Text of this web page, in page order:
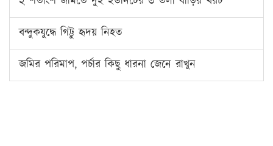
বন্দুকযুদ্ধে গিট্টু হৃদয় নিহত
জমির পরিমাপ, পর্চার কিছু ধারনা জেনে রাখুন